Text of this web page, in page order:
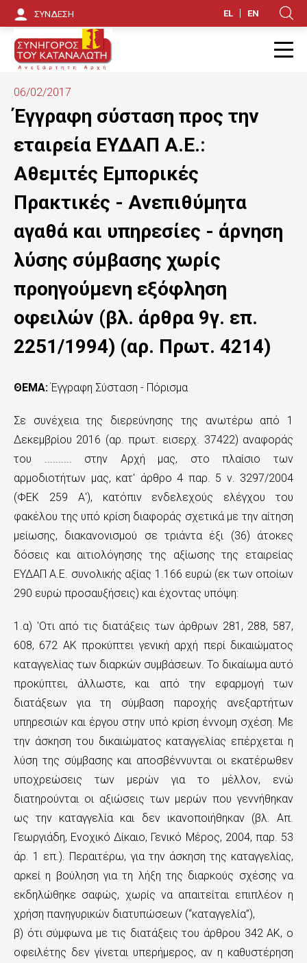
ΣΥΝΔΕΣΗ EL EN
06/02/2017
Έγγραφη σύσταση προς την
εταιρεία ΕΥΔΑΠ Α.Ε.:
Αθεμιτές Εμπορικές
Πρακτικές - Ανεπιθύμητα
αγαθά και υπηρεσίες - άρνηση
λύσης σύμβασης χωρίς
προηγούμενη εξόφληση
οφειλών (βλ. άρθρα 9γ. επ.
2251/1994) (αρ. Πρωτ. 4214)
ΘΕΜΑ:Έγγραφη Σύσταση - Πόρισμα
Σε συνέχεια της διερεύνησης της ανωτέρω από 1
Δεκεμβρίου 2016 (αρ. πρωτ. εισερχ. 37422) αναφοράς
του .......... στην Αρχή μας, στο πλαίσιο των
αρμοδιοτήτων μας, κατ' άρθρο 4 παρ. 5 ν. 3297/2004
(ΦΕΚ 259 Α'), κατόπιν ενδελεχούς ελέγχου του
φακέλου της υπό κρίση διαφοράς σχετικά με την αίτηση
μείωσης, διακανονισμού σε τριάντα έξι (36) άτοκες
δόσεις και αιτιολόγησης της αξίωσης της εταιρείας
ΕΥΔΑΠ Α.Ε. συνολικής αξίας 1.166 ευρώ (εκ των οποίων
290 ευρώ προσαυξήσεις) και έχοντας υπόψη:
1.α) 'Οτι από τις διατάξεις των άρθρων 281, 288, 587,
608, 672 ΑΚ προκύπτει γενική αρχή περί δικαιώματος
καταγγελίας των διαρκών συμβάσεων. Το δικαίωμα αυτό
προκύπτει, άλλωστε, και από την εφαρμογή των
διατάξεων για τη σύμβαση παροχής ανεξαρτήτων
υπηρεσιών και έργου στην υπό κρίση έννομη σχέση. Με
την άσκηση του δικαιώματος καταγγελίας επέρχεται η
λύση της σύμβασης και αποσβέννυνται οι εκατέρωθεν
υποχρεώσεις των μερών για το μέλλον, ενώ
διατηρούνται οι αξιώσεις των μερών που γεννήθηκαν
ως την καταγγελία και δεν ικανοποιήθηκαν (βλ. Απ.
Γεωργιάδη, Ενοχικό Δίκαιο, Γενικό Μέρος, 2004, παρ. 53
άρ. 1 επ.). Περαιτέρω, για την άσκηση της καταγγελίας,
αρκεί η βούληση για τη λήξη της διαρκούς σχέσης να
εκδηλώθηκε σαφώς, χωρίς να απαιτείται επιπλέον η
χρήση πανηγυρικών διατυπώσεων (“καταγγελία”),
β) ότι σύμφωνα με τις διατάξεις του άρθρου 342 ΑΚ, ο
οφειλέτης δεν γίνεται υπερήμερος, αν η καθυστέρηση